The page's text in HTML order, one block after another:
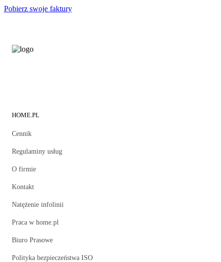
Pobierz swoje faktury
HOME.PL
Cennik
Regulaminy usług
O firmie
Kontakt
Natężenie infolinii
Praca w home.pl
Biuro Prasowe
Polityka bezpieczeństwa ISO